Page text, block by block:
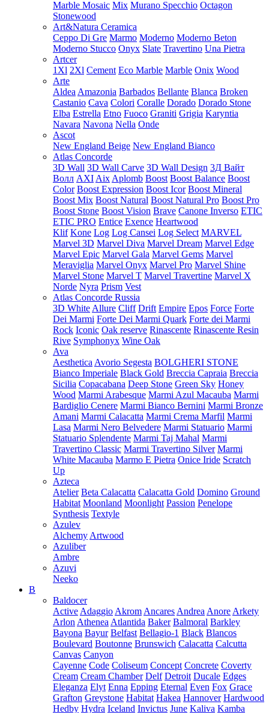
Marble Mosaic Mix Murano Specchio Octagon
Stonewood
Art&Natura Ceramica
Ceppo Di Gre Marmo Moderno Moderno Beton
Moderno Stucco Onyx Slate Travertino Una Pietra
Artcer
1Xl 2Xl Cement Eco Marble Marble Onix Wood
Arte
Aldea Amazonia Barbados Bellante Blanca Broken
Castanio Cava Colori Coralle Dorado Dorado Stone
Elba Estrella Etno Fuoco Graniti Grigia Karyntia
Navara Navona Nella Onde
Ascot
New England Beige New England Bianco
Atlas Concorde
3D Wall 3D Wall Carve 3D Wall Design 3Д Вайт
Волл AXI Aix Aplomb Boost Boost Balance Boost
Color Boost Expression Boost Icor Boost Mineral
Boost Mix Boost Natural Boost Natural Pro Boost Pro
Boost Stone Boost Vision Brave Canone Inverso ETIC
ETIC PRO Entice Exence Heartwood
Klif Kone Log Log Cansei Log Select MARVEL
Marvel 3D Marvel Diva Marvel Dream Marvel Edge
Marvel Epic Marvel Gala Marvel Gems Marvel
Meraviglia Marvel Onyx Marvel Pro Marvel Shine
Marvel Stone Marvel T Marvel Travertine Marvel X
Norde Nyra Prism Vest
Atlas Concorde Russia
3D White Allure Cliff Drift Empire Epos Force Forte
Dei Marmi Forte Dei Marmi Quark Forte dei Marmi
Rock Iconic Oak reserve Rinascente Rinascente Resin
Rive Symphonyx Wine Oak
Ava
Aesthetica Avorio Segesta BOLGHERI STONE
Bianco Imperiale Black Gold Breccia Capraia Breccia
Sicilia Copacabana Deep Stone Green Sky Honey
Wood Marmi Arabesque Marmi Azul Macauba Marmi
Bardiglio Cenere Marmi Bianco Bernini Marmi Bronze
Amani Marmi Calacatta Marmi Crema Marfil Marmi
Lasa Marmi Nero Belvedere Marmi Statuario Marmi
Statuario Splendente Marmi Taj Mahal Marmi
Travertino Classic Marmi Travertino Silver Marmi
White Macauba Marmo E Pietra Onice Iride Scratch
Up
Azteca
Atelier Beta Calacatta Calacatta Gold Domino Ground
Habitat Moonland Moonlight Passion Penelope
Synthesis Textyle
Azulev
Alchemy Artwood
Azuliber
Ambre
Azuvi
Neeko
B
Baldocer
Active Adaggio Akrom Ancares Andrea Anore Arkety
Arlon Athenea Atlantida Baker Balmoral Barkley
Bayona Bayur Belfast Bellagio-1 Black Blancos
Boulevard Boutonne Brunswich Calacatta Calcutta
Canvas Canyon
Cayenne Code Coliseum Concept Concrete Coverty
Cream Cream Chamber Delf Detroit Ducale Edges
Eleganza Elyt Enna Epping Eternal Even Fox Grace
Grafton Greystone Habitat Hakea Hannover Hardwood
Hedby Hydra Iceland Invictus June Kaliva Kamba